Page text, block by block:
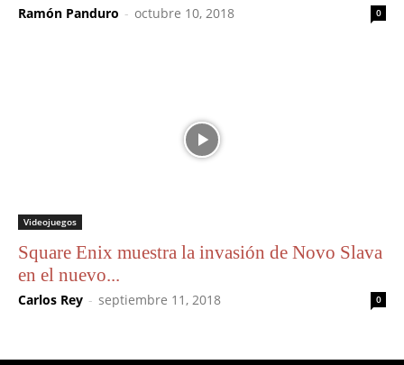
Ramón Panduro - octubre 10, 2018 0
Videojuegos
Square Enix muestra la invasión de Novo Slava
en el nuevo...
Carlos Rey - septiembre 11, 2018 0